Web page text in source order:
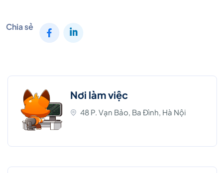
Chia sẻ
Nơi làm việc
48 P. Vạn Bảo, Ba Đình, Hà Nội